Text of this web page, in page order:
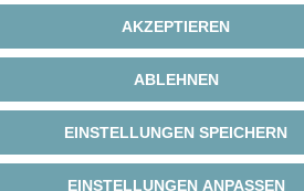
und
und operativen